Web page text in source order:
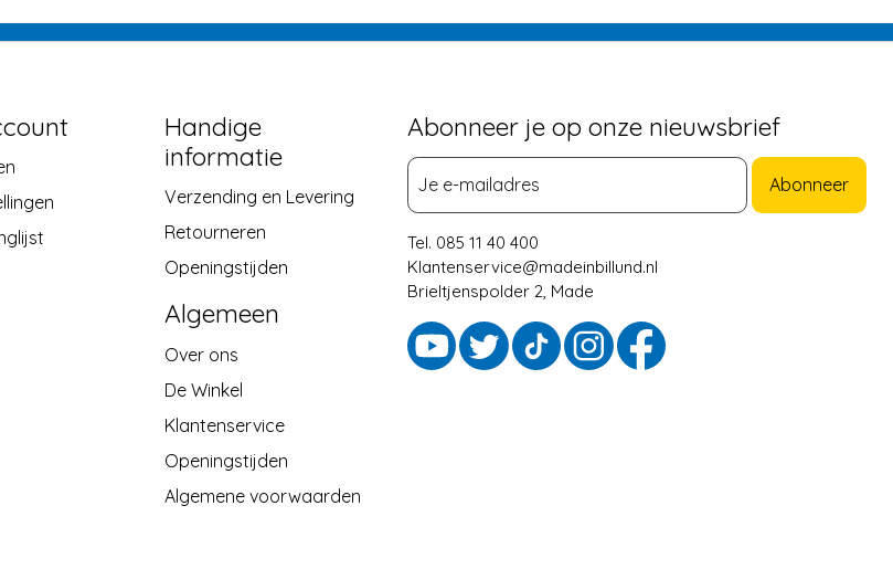
Handige
informatie
Verzending en Levering
Retourneren
Openingstijden
Algemeen
Over ons
De Winkel
Klantenservice
Openingstijden
Algemene voorwaarden
Abonneer je op onze nieuwsbrief
Abonneer
Tel. 085 11 40 400
Klantenservice@madeinbillund.nl
Brieltjenspolder 2, Made